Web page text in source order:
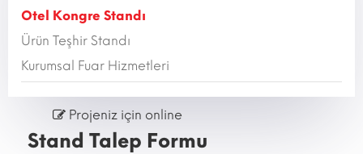
Otel Kongre Standı
Ürün Teşhir Standı
Kurumsal Fuar Hizmetleri
Projeniz için online
Stand Talep Formu